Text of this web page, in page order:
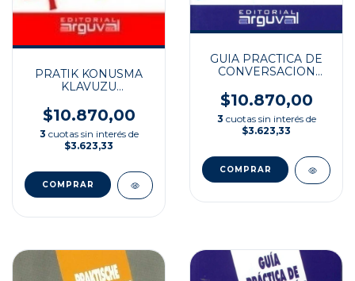
PRATIK KONUSMA
KLAVUZU
$10.870,00
3 cuotas sin interés de
$3.623,33
GUIA PRACTICA DE
CONVERSACION
$10.870,00
3 cuotas sin interés de
$3.623,33